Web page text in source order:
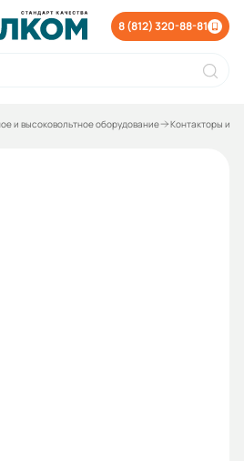
8 (812) 320-88-81
и высоковольтное оборудование Контакторы и